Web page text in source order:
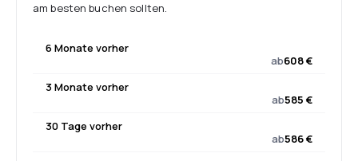
am besten buchen sollten.
6 Monate vorher
ab608 €
3 Monate vorher
ab585 €
30 Tage vorher
ab586 €